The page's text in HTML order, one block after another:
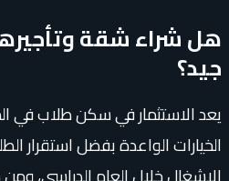
هل شراء شقة
جيد؟
يعد الاستثمار في سكن طلاب في
الخيارات الواعدة بفضل استقرار